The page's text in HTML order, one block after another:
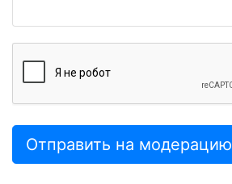
Отправить на модерацию